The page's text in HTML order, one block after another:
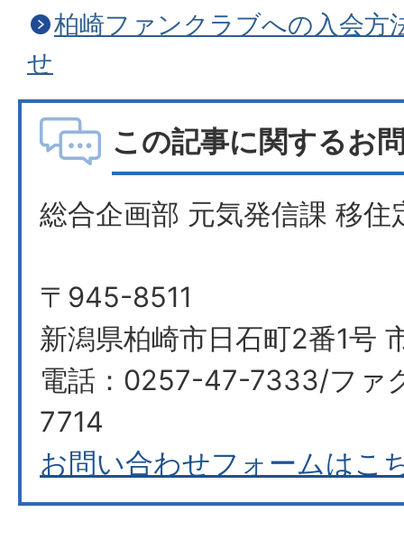
柏崎ファンクラブへの入会方
せ
この記事に関するお
総合企画部 元気発信課 移住
〒945-8511
新潟県柏崎市日石町2番1号
電話：0257-47-7333/ファ
7714​​​​​​​
お問い合わせフォームはこ